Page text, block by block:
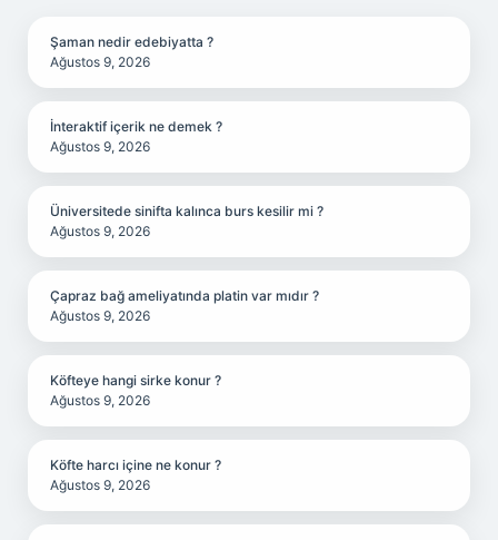
Şaman nedir edebiyatta ?
Ağustos 9, 2026
İnteraktif içerik ne demek ?
Ağustos 9, 2026
Üniversitede sinifta kalınca burs kesilir mi ?
Ağustos 9, 2026
Çapraz bağ ameliyatında platin var mıdır ?
Ağustos 9, 2026
Köfteye hangi sirke konur ?
Ağustos 9, 2026
Köfte harcı içine ne konur ?
Ağustos 9, 2026